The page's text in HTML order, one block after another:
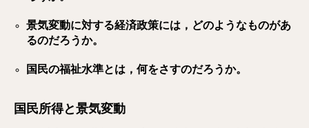
景気変動に対する経済政策には，どのようなものがあ
るのだろうか。
国民の福祉水準とは，何をさすのだろうか。
国民所得と景気変動